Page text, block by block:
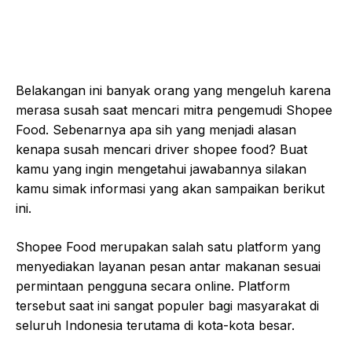
Belakangan ini banyak orang yang mengeluh karena
merasa susah saat mencari mitra pengemudi Shopee
Food. Sebenarnya apa sih yang menjadi alasan
kenapa susah mencari driver shopee food? Buat
kamu yang ingin mengetahui jawabannya silakan
kamu simak informasi yang akan sampaikan berikut
ini.
Shopee Food merupakan salah satu platform yang
menyediakan layanan pesan antar makanan sesuai
permintaan pengguna secara online. Platform
tersebut saat ini sangat populer bagi masyarakat di
seluruh Indonesia terutama di kota-kota besar.